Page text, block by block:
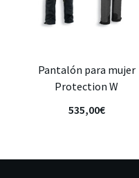
Pantalón para mujer
Protection W
535,00€